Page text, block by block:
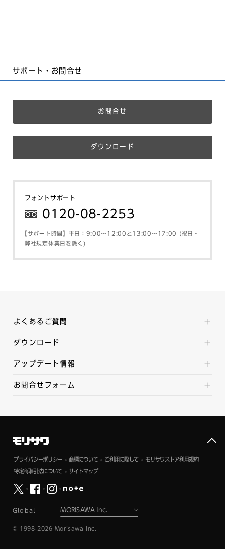
サポート・お問合せ
お問合せ
ダウンロード
フォントサポート
0120-08-2253
【サポート時間】平日：9:00～12:00と13:00～17:00 (祝日・
弊社規定休業日を除く)
よくあるご質問
ダウンロード
アップデート情報
お問合せフォーム
プライバシーポリシー 商標について ご利用に際して モリサワストア利用規約
特定商取引法について サイトマップ
Global
© 1998-2026 Morisawa Inc.